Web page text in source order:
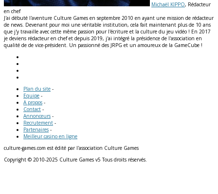
Michaël KIPPO, Rédacteur
en chef
J'ai débuté l'aventure Culture Games en septembre 2010 en ayant une mission de rédacteur
de news. Devenant pour moi une véritable institution, cela fait maintenant plus de 10 ans
que j'y travaille avec cette même passion pour l'écriture et la culture du jeu vidéo ! En 2017
je deviens rédacteur en chef et depuis 2019, j'ai intégré la présidence de l'association en
qualité de de vice-président. Un passionné des JRPG et un amoureux de la GameCube !
Plan du site -
Equipe -
A propos -
Contact -
Annonceurs -
Recrutement -
Partenaires -
Meilleur casino en ligne
culture-games.com est édité par l'association Culture Games
Copyright © 2010-2025 Culture Games v5 Tous droits réservés.